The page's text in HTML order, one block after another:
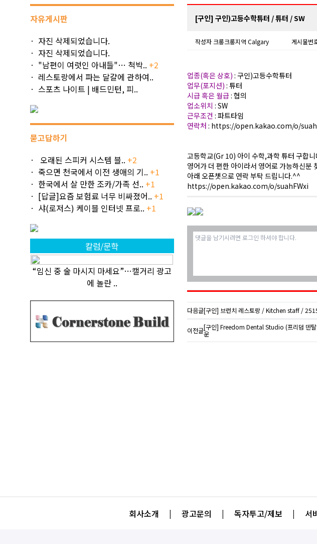
자유게시판
자진 삭제되었습니다.
자진 삭제되었습니다.
"남편이 여럿인 아내들"… 척박.. +2
레스토랑에서 파는 달걀에 관하여..
스포츠 나이트 | 배드민턴, 피..
묻고답하기
오래된 스피커 시스템 블.. +2
죽으면 천국에서 이전 생애의 기.. +1
한국에서 살 만한 조카/가족 선.. +1
[답글]요즘 보험료 너무 비싸졌어.. +1
샤(로저스) 케이블 인터넷 프로.. +1
칼럼/문학
“임신 중 술 마시지 마세요”…캘거리 광고
에 놀란 ..
[구인] 구인)고등수학튜터 / 튜터 / SW
작성자 크롱크롱지역 Calgary 게시물번
업종(혹은 상호) : 구인)고등수학튜터
업무(포지션) : 튜터
시급 혹은 월급: 협의
업소위치 : SW
근무조건 : 파트타임
연락처 : https://open.kakao.com/o/
고등학교(Gr 10) 아이 수학,과학 튜터 구합
영어가 더 편한 아이라서 영어로 가능하신분
아래 오픈쳇으로 연락 부탁 드립니다.^^
https://open.kakao.com/o/suahFWxi
다음글[구인] 브런치 레스토랑 / Kitchen staff /
이전글[구인] Freedom Dental Studio (프리덤 덴탈
운
회사소개 | 광고문의 | 독자투고/제보 | 서